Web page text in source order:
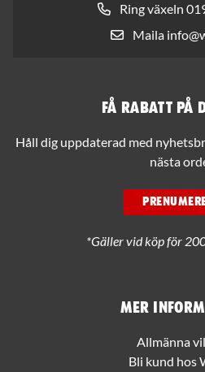
Ring växeln
Maila
Mer
Allmänna
Bli kund hos
Få rabatt på
Håll dig uppdaterad med
nästa
*Gäller vid köp för